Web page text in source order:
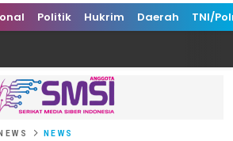
Politik Hukrim Daerah TNI/
NEWS